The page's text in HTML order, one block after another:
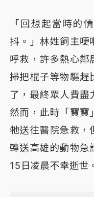
「回想起當時的
抖。」林姓飼主哽
呼救，許多熱心鄰
掃把棍子等物驅趕
了，最終眾人費盡
然而，此時「寶寶
牠送往醫院急救，
轉送高雄的動物急
15日凌晨不幸逝世